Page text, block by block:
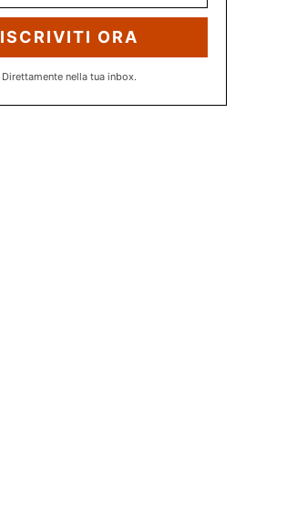
ISCRIVITI ORA
Direttamente nella tua inbox.